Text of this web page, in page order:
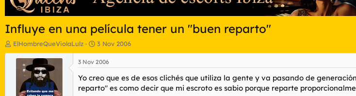
Influye en una película tener un "buen reparto"
I
n
ElHombreQueViolaLulz
F
e
c
h
a
d
3 Nov 2006
3 Nov 2006
Yo creo que es de esos clichés que utiliza la gente y va pasando de
reparto" es como decir que mi escroto es sabio porque reparte